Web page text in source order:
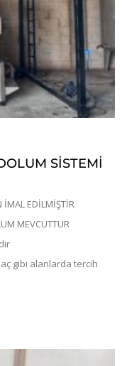
SİSTEMİ
İMAL EDİLMİŞTİR
MEVCUTTUR
gibi alanlarda tercih